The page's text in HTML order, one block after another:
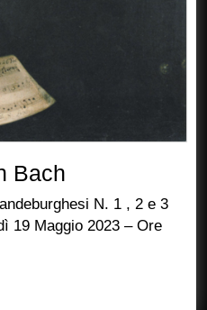
Bach
Sebastian
Bach
N. 1 , 2 e 3
19 Maggio 2023 – Ore